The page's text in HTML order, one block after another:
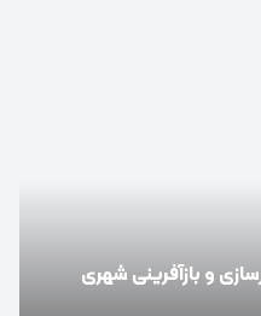
و بازآفرینی شهری